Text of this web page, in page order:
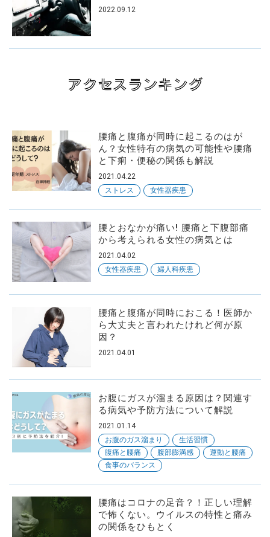
2022.09.12
アクセスランキング
腰痛と腹痛が同時に起こるのはが
ん？女性特有の病気の可能性や腰痛
と下痢・便秘の関係も解説
2021.04.22
ストレス
女性器疾患
腰とおなかが痛い! 腰痛と下腹部痛
から考えられる女性の病気とは
2021.04.02
女性器疾患
婦人科疾患
腰痛と腹痛が同時におこる！医師か
ら大丈夫と言われたけれど何が原
因？
2021.04.01
お腹にガスが溜まる原因は？関連す
る病気や予防方法について解説
2021.01.14
お腹のガス溜まり
生活習慣
腹痛と腰痛
腹部膨満感
運動と腰痛
食事のバランス
腰痛はコロナの足音？！正しい理解
で怖くない。ウイルスの特性と痛み
の関係をひもとく